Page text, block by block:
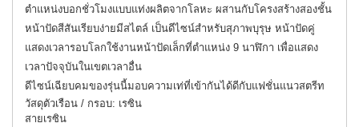
ตำแหน่งบอกชั่วโมงแบบแท่งผลิตจากโลหะ ผสานกับโครงสร้างสองชั้น
หน้าปัดสีสันเรียบง่ายมีสไตล์ เป็นดีไซน์สำหรับสุภาพบุรุษ หน้าปัดคู่
แสดงเวลารอบโลกใช้งานหน้าปัดเล็กที่ตำแหน่ง 9 นาฬิกา เพื่อแสดง
เวลาปัจจุบันในเขตเวลาอื่น
ดีไซน์เฉียบคมของรุ่นนี้มอบความเท่ที่เข้ากันได้ดีกับแฟชั่นแนวสตรีท
วัสดุตัวเรือน / กรอบ: เรซิน
สายเรซิน